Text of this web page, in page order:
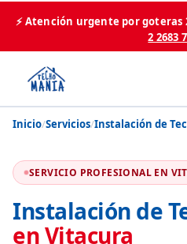
⚡ Atención urgente por goteras
2 2683
Inicio/Servicios/Instalación de
SERVICIO PROFESIONAL EN
Instalación de
en Vitacura